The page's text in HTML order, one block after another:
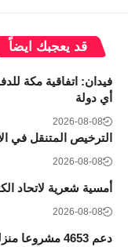
قد يعجبك ايضاً
فيدان: اتفاقية مكة
أي دولة
2026-08-08
الترخيص المتنقل في
2026-08-08
أمسية شعرية لاتحاد
2026-08-08
دعم 4653